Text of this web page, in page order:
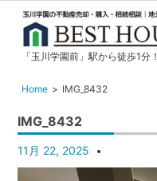
玉
川
園
の
不
「玉川学園前」駅から徒歩1分！
Home IMG_8432
IMG_8432
11月 22, 2025